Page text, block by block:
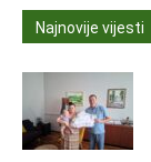
Najnovije vijesti